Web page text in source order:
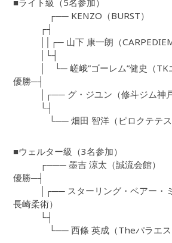
■ライト級（5名参加）
┌── KENZO（BURST）
┌┤
││┌─ 山下 康一朗（CARPEDIEM
│└┤
│ └─ 嵯峨”ゴーレム”健史（TKエ
優勝─┤
│┌── グ・ジユン（修斗ジム神戸
└┤
└── 畑田 智洋（ピロクテテス
■ウェルター級（3名参加）
┌─── 墨吉 涼太（誠流会館）
優勝─┤
│┌── スターリング・ベアー・ミ
長崎柔術）
└┤
└── 西條 英成（Theパラエスト